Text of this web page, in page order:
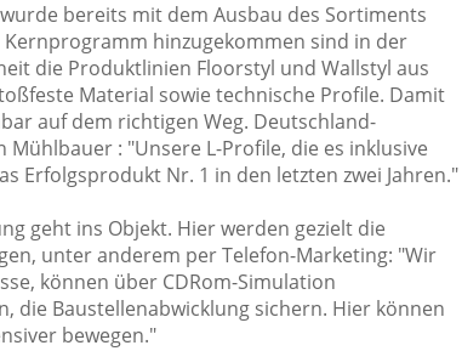
bereits mit dem Ausbau des Sortiments
Kernprogramm hinzugekommen sind in der
die Produktlinien Floorstyl und Wallstyl aus
Material sowie technische Profile. Damit
auf dem richtigen Weg. Deutschland-
Mühlbauer : "Unsere L-Profile, die es inklusive
Erfolgsprodukt Nr. 1 in den letzten zwei Jahren."
geht ins Objekt. Hier werden gezielt die
unter anderem per Telefon-Marketing: "Wir
können über CDRom-Simulation
die Baustellenabwicklung sichern. Hier können
bewegen."